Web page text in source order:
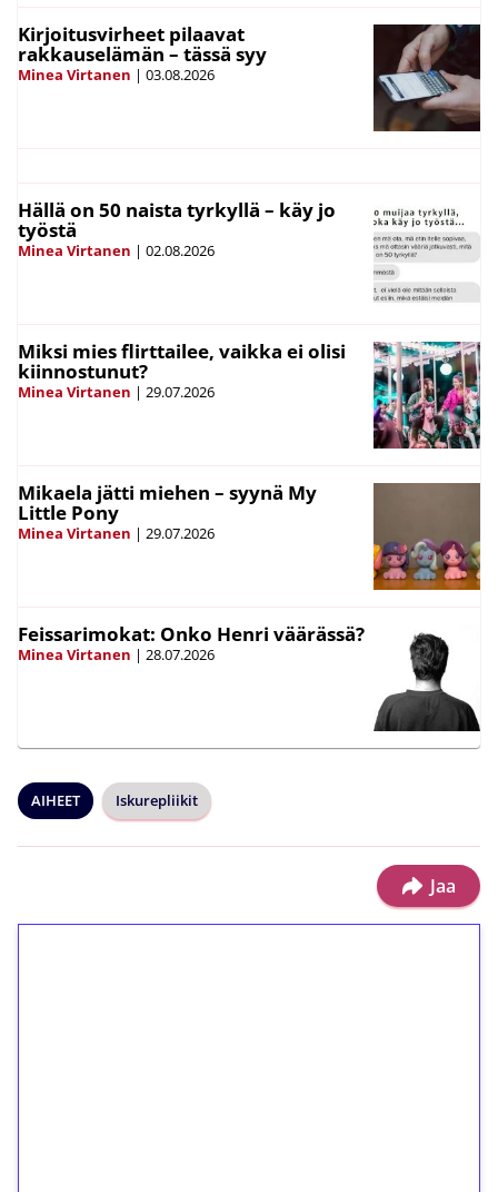
Kirjoitusvirheet pilaavat
rakkauselämän – tässä syy
Minea Virtanen | 03.08.2026
Hällä on 50 naista tyrkyllä – käy jo
työstä
Minea Virtanen | 02.08.2026
Miksi mies flirttailee, vaikka ei olisi
kiinnostunut?
Minea Virtanen | 29.07.2026
Mikaela jätti miehen – syynä My
Little Pony
Minea Virtanen | 29.07.2026
Feissarimokat: Onko Henri väärässä?
Minea Virtanen | 28.07.2026
AIHEET Iskurepliikit
Jaa